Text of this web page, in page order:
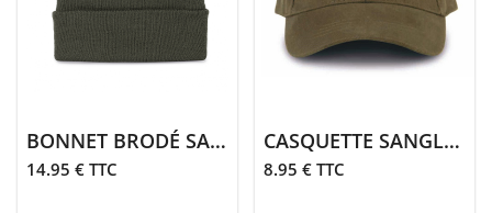
> Entretien
Animalerie
> Sifflets,
BONNET BRODÉ SANGLIER | KAKI
14.95 € TTC
CASQUETTE SANGLIER | KAKI
8.95 € TTC